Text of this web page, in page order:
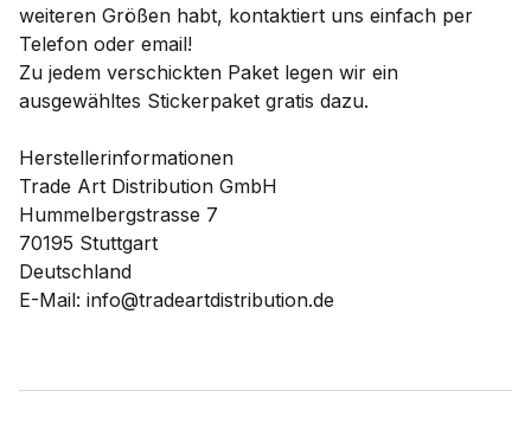
weiteren Größen habt, kontaktiert uns einfach per
Telefon oder email!
Zu jedem verschickten Paket legen wir ein
ausgewähltes Stickerpaket gratis dazu.
Herstellerinformationen
Trade Art Distribution GmbH
Hummelbergstrasse 7
70195 Stuttgart
Deutschland
E-Mail: info@tradeartdistribution.de